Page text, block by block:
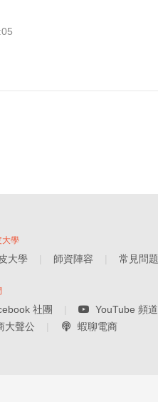
大學
大學 師資陣容 常見問題
社團 YouTube 頻道
大聲公
蝦聊電商